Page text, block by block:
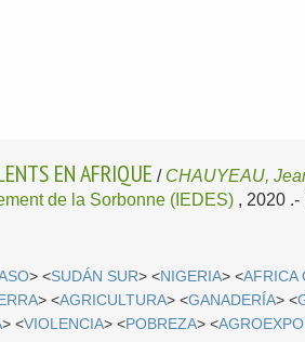
EN AFRIQUE / CHAUYEAU,
de la Sorbonne (IEDES) , 2020 .-
> <SUDÁN SUR> <NIGERIA> <AFRICA
> <AGRICULTURA> <GANADERÍA> <
> <VIOLENCIA> <POBREZA> <